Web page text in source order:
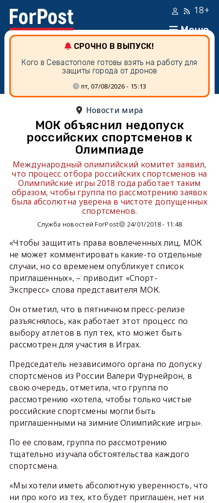
Меню
18+
СРОЧНО В ВЫПУСК!
Кого в Севастополе готовы взять на работу для
защиты города от дронов
пт, 07/08/2026 - 15:13
Новости мира
МОК объяснил недопуск
российских спортсменов к
Олимпиаде
Международный олимпийский комитет заявил,
что процесс отбора российских спортсменов на
Олимпийские игры 2018 года работает таким
образом, чтобы группа по рассмотрению заявок
была абсолютна уверена в чистоте допущенных
спортсменов.
Служба новостей ForPost 24/01/2018 - 11:48
«Чтобы защитить права вовлеченных лиц, МОК
не может комментировать какие-то отдельные
случаи, но со временем опубликует список
приглашенных», – приводит «Спорт-
Экспресс» слова представителя МОК.
Он отметил, что в пятничном пресс-релизе
разъяснялось, как работает этот процесс по
выбору атлетов в пул тех, кто может быть
рассмотрен для участия в Играх.
Председатель независимого органа по допуску
спортсменов из России Валери Фурнейрон, в
свою очередь, отметила, что группа по
рассмотрению «хотела, чтобы только чистые
российские спортсмены могли быть
приглашенными на зимние Олимпийские игры».
По ее словам, группа по рассмотрению
тщательно изучала обстоятельства каждого
спортсмена.
«Мы хотели иметь абсолютную уверенность, что
ни про кого из тех, кто будет приглашен, нет ни